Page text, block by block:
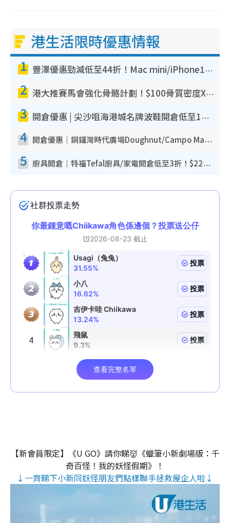
港生活限時優惠情報
1 豐澤優惠勁減低至44折！Mac mini/iPhone17Pro大減價！廚房家電$220起
2 港大推賽馬會強化骨骼計劃！$100骨質密度X光檢查 完成免費運動訓練送超市禮券！附參加資格
3 開倉優惠 | 尖沙咀海港城名牌波鞋開倉低至1折！On鞋$899起／Joy&Peace鞋履$98起
4 開倉優惠｜銅鑼灣時代廣場Doughnut/Campo Marzio開倉低至1折！背囊、書包、手袋劈價$200起
5 廚具開倉｜特福Tefal廚具/家電開倉低至3折！$220起買平底鍋/炒鑊/湯煲！電飯煲/吸塵機/燙斗$418起
【新會員限定】《U GO》請你睇👹《蠟筆小新劇場版：千
奇百怪！我的妖怪假期》！
↓一齊睇下小新同妖怪朋友們點樣聯手拯救屋企人啦↓